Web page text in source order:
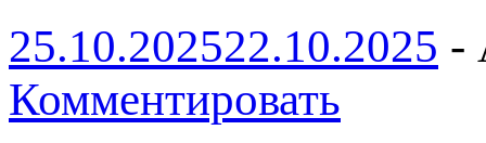
25.10.202522.10.2025 -
Комментировать